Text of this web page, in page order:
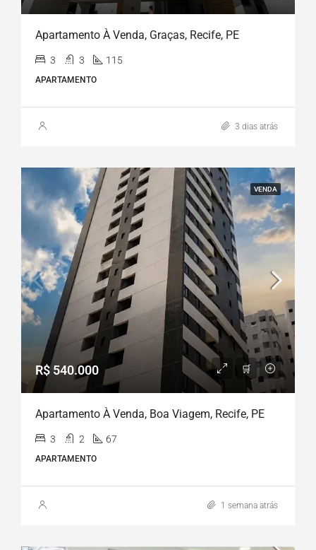
Apartamento À Venda, Graças, Recife, PE
3 3 115
APARTAMENTO
3 dias atrás
VENDA
R$ 540.000
Apartamento À Venda, Boa Viagem, Recife, PE
3 2 67
APARTAMENTO
1 semana atrás